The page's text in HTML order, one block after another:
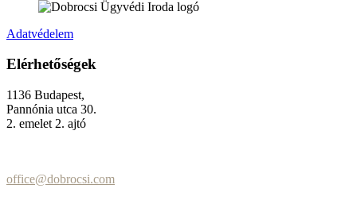
Adatvédelem
Elérhetőségek
1136 Budapest,
Pannónia utca 30.
2. emelet 2. ajtó
office@dobrocsi.com